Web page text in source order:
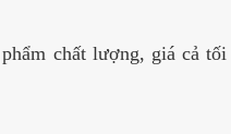
chất lượng, giá cả